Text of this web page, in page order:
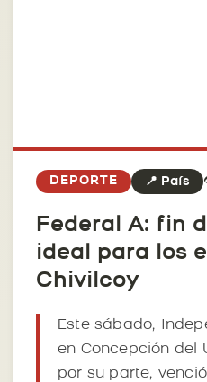
DEPORTE 📍 País
Federal A: fin
ideal para los
Chivilcoy
Este sábado,
en Concepción del
por su parte,